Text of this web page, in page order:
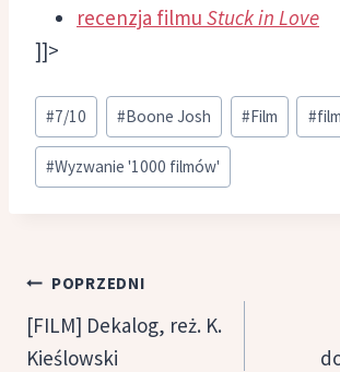
recenzja filmu Stuck in Love
]]>
Tagi
wpisu:
#7/10 #Boone Josh #Film #
#Wyzwanie '1000 filmów'
Nawigacja
wpisu
POPRZEDNI
[FILM] Dekalog, reż. K.
Kieślowski